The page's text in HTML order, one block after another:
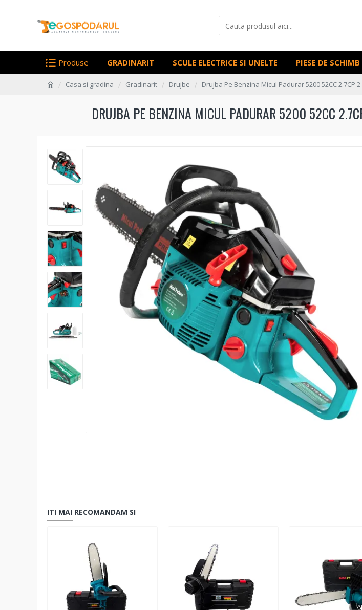
Produse GRADINARIT SCULE ELECTRICE SI UNELTE PIESE DE SCHIMB
Casa si gradina Gradinarit Drujbe Drujba Pe Benzina Micul Padurar 5200 52CC
DRUJBA PE BENZINA MICUL PADURAR 5200 52CC
ITI MAI RECOMANDAM SI